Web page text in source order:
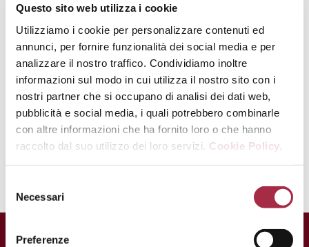
Questo sito web utilizza i cookie
Utilizziamo i cookie per personalizzare contenuti ed
annunci, per fornire funzionalità dei social media e per
analizzare il nostro traffico. Condividiamo inoltre
informazioni sul modo in cui utilizza il nostro sito con i
nostri partner che si occupano di analisi dei dati web,
pubblicità e social media, i quali potrebbero combinarle
con altre informazioni che ha fornito loro o che hanno
raccolto dal suo utilizzo dei loro servizi. Cookie Policy.
Necessari
Preferenze
Spezialität ist und sehr gut in
funktioniert. In Anbetracht der
cremigen Beschaffenheit des
Produkts braucht man eine weitere
Zutat um das Ganze abzurunden. Ich
würde es mit einem fruchtigen Gin
und mit hausgemachtem Zitrussirup,
dem Lavendelblüten beigegeben
sind, versuchen“, schlägt er vor.